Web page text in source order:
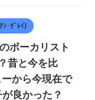
ﾝ･ｸﾞﾚｲ)
ボーカリスト
昔と今を比
から今現在で
良かった？